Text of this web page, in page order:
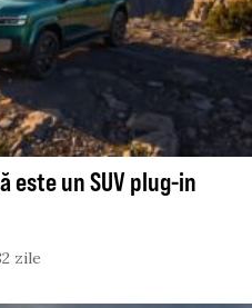
este un SUV plug-in
zile